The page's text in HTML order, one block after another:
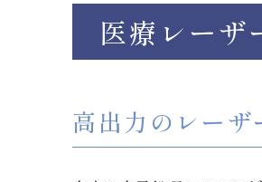
医療レーザ
高出力のレーザ